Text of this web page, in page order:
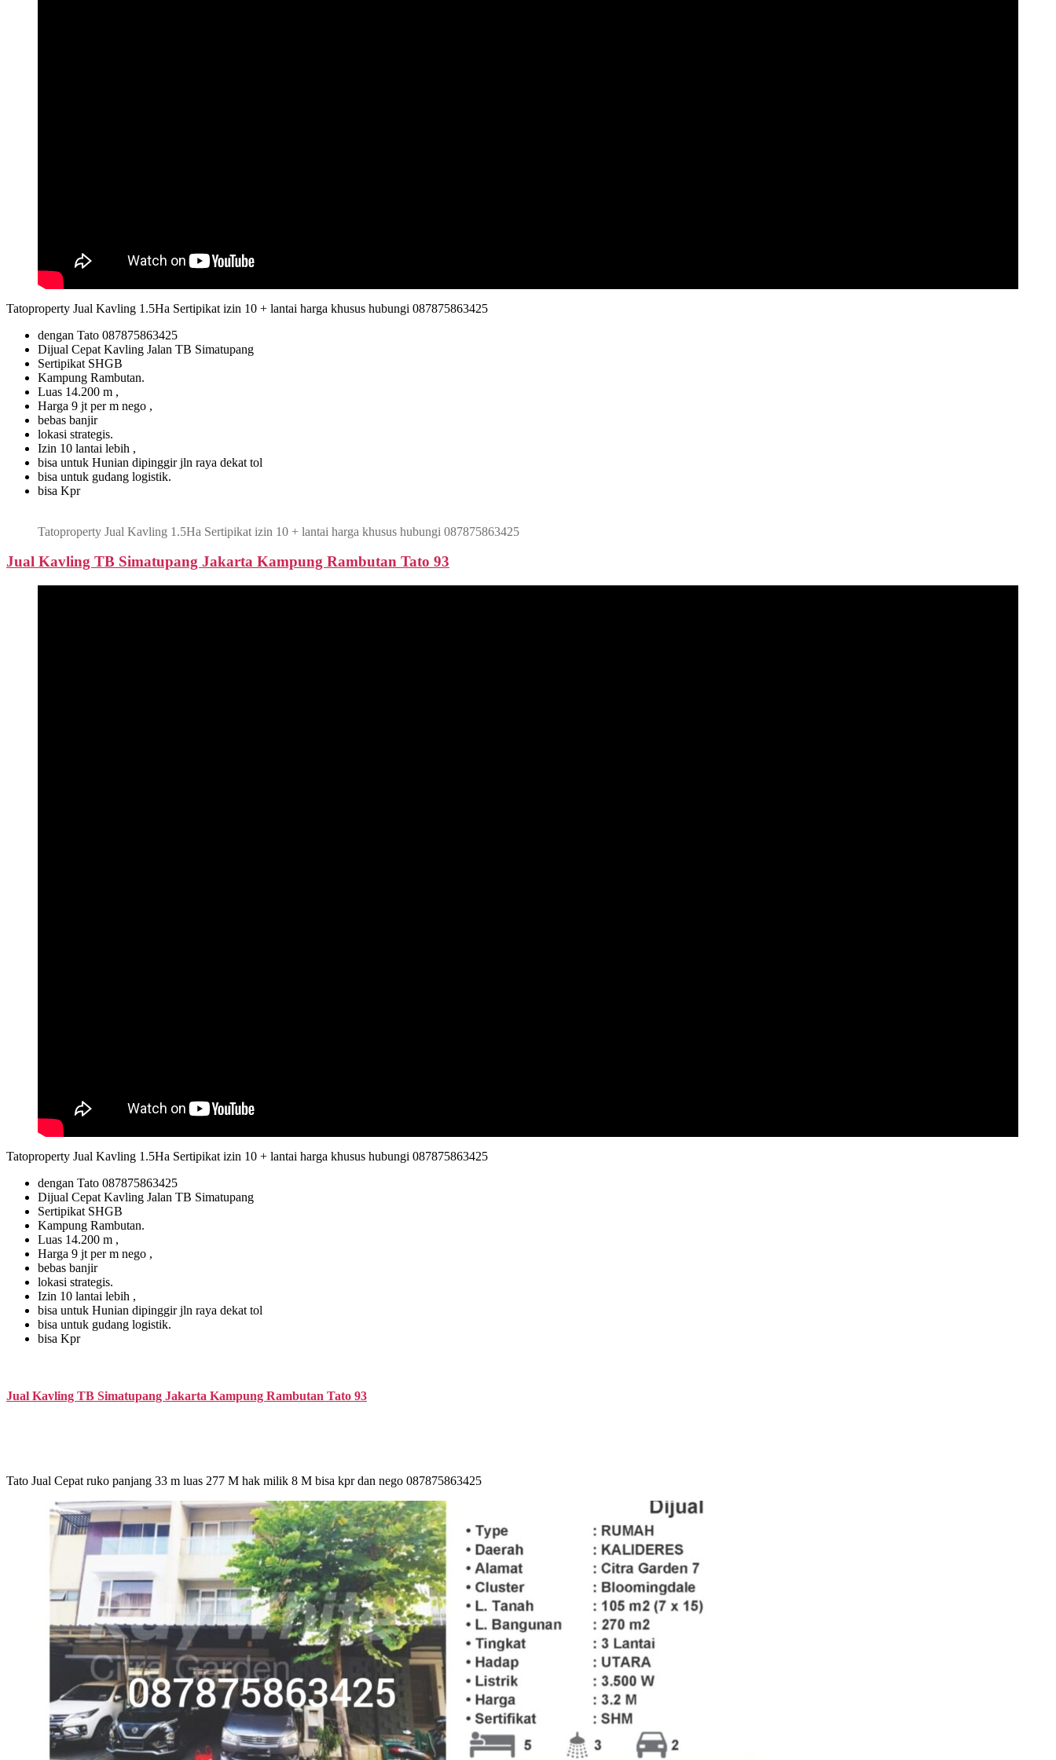
Tatoproperty Jual Kavling 1.5Ha Sertipikat izin 10 + lantai harga khusus hubungi 087875863425
dengan Tato 087875863425
Dijual Cepat Kavling Jalan TB Simatupang
Sertipikat SHGB
Kampung Rambutan.
Luas 14.200 m ,
Harga 9 jt per m nego ,
bebas banjir
lokasi strategis.
Izin 10 lantai lebih ,
bisa untuk Hunian dipinggir jln raya dekat tol
bisa untuk gudang logistik.
bisa Kpr
Tatoproperty Jual Kavling 1.5Ha Sertipikat izin 10 + lantai harga khusus hubungi 087875863425
Jual Kavling TB Simatupang Jakarta Kampung Rambutan Tato 93
Tatoproperty Jual Kavling 1.5Ha Sertipikat izin 10 + lantai harga khusus hubungi 087875863425
dengan Tato 087875863425
Dijual Cepat Kavling Jalan TB Simatupang
Sertipikat SHGB
Kampung Rambutan.
Luas 14.200 m ,
Harga 9 jt per m nego ,
bebas banjir
lokasi strategis.
Izin 10 lantai lebih ,
bisa untuk Hunian dipinggir jln raya dekat tol
bisa untuk gudang logistik.
bisa Kpr
Jual Kavling TB Simatupang Jakarta Kampung Rambutan Tato 93
Tato Jual Cepat ruko panjang 33 m luas 277 M hak milik 8 M bisa kpr dan nego 087875863425